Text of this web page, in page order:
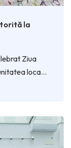
la
Ziua
loca…